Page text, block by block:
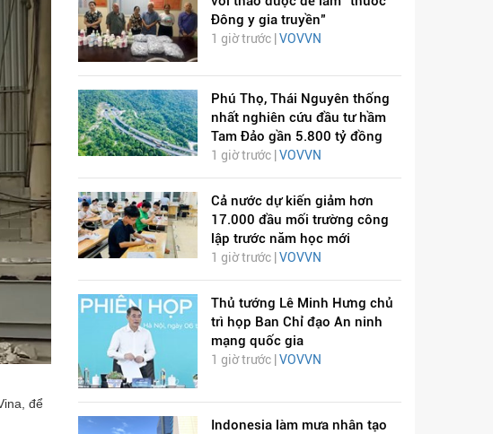
để
Đông y gia truyền"
1 giờ trước | VOVVN
Phú Thọ, Thái Nguyên thống
nhất nghiên cứu đầu tư hầm
Tam Đảo gần 5.800 tỷ đồng
1 giờ trước | VOVVN
Cả nước dự kiến giảm hơn
17.000 đầu mối trường công
lập trước năm học mới
1 giờ trước | VOVVN
Thủ tướng Lê Minh Hưng chủ
trì họp Ban Chỉ đạo An ninh
mạng quốc gia
1 giờ trước | VOVVN
Indonesia làm mưa nhân tạo